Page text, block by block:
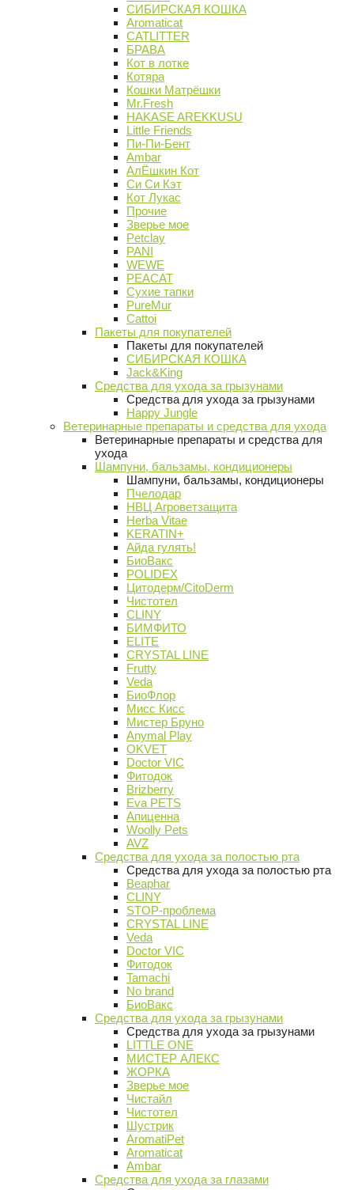
СИБИРСКАЯ КОШКА
Aromaticat
CATLITTER
БРАВА
Кот в лотке
Котяра
Кошки Матрёшки
Mr.Fresh
HAKASE AREKKUSU
Little Friends
Пи-Пи-Бент
Ambar
АлЁшкин Кот
Си Си Кэт
Кот Лукас
Прочие
Зверье мое
Petclay
PANI
WEWE
PEACAT
Сухие тапки
PureMur
Cattoi
Пакеты для покупателей
Пакеты для покупателей
СИБИРСКАЯ КОШКА
Jack&King
Средства для ухода за грызунами
Средства для ухода за грызунами
Happy Jungle
Ветеринарные препараты и средства для ухода
Ветеринарные препараты и средства для
ухода
Шампуни, бальзамы, кондиционеры
Шампуни, бальзамы, кондиционеры
Пчелодар
НВЦ Агроветзащита
Herba Vitae
KERATIN+
Айда гулять!
БиоВакс
POLIDEX
Цитодерм/CitoDerm
Чистотел
CLINY
БИМФИТО
ELITE
CRYSTAL LINE
Frutty
Veda
БиоФлор
Мисс Кисс
Мистер Бруно
Anymal Play
OKVET
Doctor VIC
Фитодок
Brizberry
Eva PETS
Апиценна
Woolly Pets
AVZ
Средства для ухода за полостью рта
Средства для ухода за полостью рта
Beaphar
CLINY
STOP-проблема
CRYSTAL LINE
Veda
Doctor VIC
Фитодок
Tamachi
No brand
БиоВакс
Средства для ухода за грызунами
Средства для ухода за грызунами
LITTLE ONE
МИСТЕР АЛЕКС
ЖОРКА
Зверье мое
Чистайл
Чистотел
Шустрик
AromatiPet
Aromaticat
Ambar
Средства для ухода за глазами